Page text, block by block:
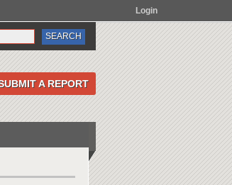
Login
A REPORT